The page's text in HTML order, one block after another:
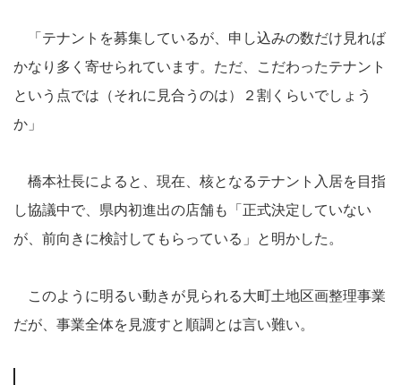
「テナントを募集しているが、申し込みの数だけ見れば
かなり多く寄せられています。ただ、こだわったテナント
という点では（それに見合うのは）２割くらいでしょう
か」
橋本社長によると、現在、核となるテナント入居を目指
し協議中で、県内初進出の店舗も「正式決定していない
が、前向きに検討してもらっている」と明かした。
このように明るい動きが見られる大町土地区画整理事業
だが、事業全体を見渡すと順調とは言い難い。